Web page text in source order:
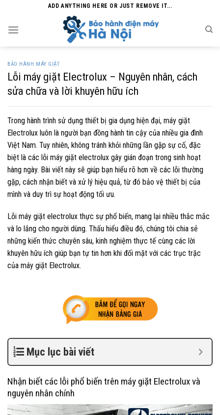
content
ADD ANYTHING HERE OR JUST REMOVE IT...
BẢO HÀNH MÁY GIẶT
Lỗi máy giặt Electrolux – Nguyên nhân, cách
sửa chữa và lời khuyên hữu ích
Trong hành trình sử dụng thiết bị gia dụng hiện đại, máy giặt
Electrolux luôn là người bạn đồng hành tin cậy của nhiều gia đình
Việt Nam. Tuy nhiên, không tránh khỏi những lần gặp sự cố, đặc
biệt là các lỗi máy giặt electrolux gây gián đoạn trong sinh hoạt
hàng ngày. Bài viết này sẽ giúp bạn hiểu rõ hơn về các lỗi thường
gặp, cách nhận biết và xử lý hiệu quả, từ đó bảo vệ thiết bị của
mình và duy trì sự hoạt động tối ưu.
Lỗi máy giặt electrolux thực sự phổ biến, mang lại nhiều thắc mắc
và lo lắng cho người dùng. Thấu hiểu điều đó, chúng tôi chia sẻ
những kiến thức chuyên sâu, kinh nghiệm thực tế cùng các lời
khuyên hữu ích giúp bạn tự tin hơn khi đối mặt với các trục trặc
của máy giặt Electrolux.
Mục lục bài viết
Nhận biết các lỗi phổ biến trên máy giặt Electrolux và
nguyên nhân chính